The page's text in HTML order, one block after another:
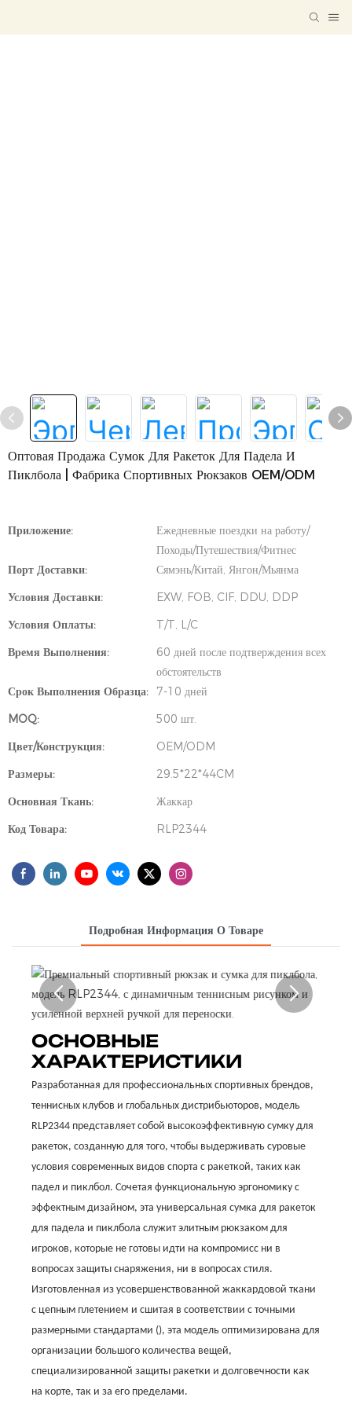
Оптовая Продажа Сумок Для Ракеток Для Падела И
Пиклбола | Фабрика Спортивных Рюкзаков OEM/ODM
Приложение:
Ежедневные поездки на работу/
Походы/Путешествия/Фитнес
Порт Доставки:
Сямэнь/Китай, Янгон/Мьянма
Условия Доставки:
EXW, FOB, CIF, DDU, DDP
Условия Оплаты:
T/T, L/C
Время Выполнения:
60 дней после подтверждения всех
обстоятельств
Срок Выполнения Образца:
7-10 дней
MOQ:
500 шт.
Цвет/Конструкция:
OEM/ODM
Размеры:
29.5*22*44CM
Основная Ткань:
Жаккар
Код Товара:
RLP2344
Подробная Информация О Товаре
ОСНОВНЫЕ
ХАРАКТЕРИСТИКИ
Разработанная для профессиональных спортивных брендов,
теннисных клубов и глобальных дистрибьюторов, модель
RLP2344 представляет собой высокоэффективную сумку для
ракеток, созданную для того, чтобы выдерживать суровые
условия современных видов спорта с ракеткой, таких как
падел и пиклбол. Сочетая функциональную эргономику с
эффектным дизайном, эта универсальная сумка для ракеток
для падела и пиклбола служит элитным рюкзаком для
игроков, которые не готовы идти на компромисс ни в
вопросах защиты снаряжения, ни в вопросах стиля.
Изготовленная из усовершенствованной жаккардовой ткани
с цепным плетением и сшитая в соответствии с точными
размерными стандартами (), эта модель оптимизирована для
организации большого количества вещей,
специализированной защиты ракетки и долговечности как
на корте, так и за его пределами.